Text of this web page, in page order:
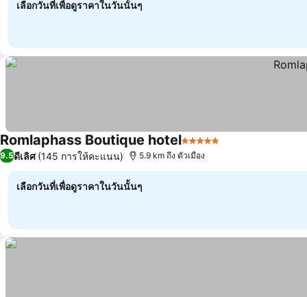
เลือกวันที่เพื่อดูราคาในวันนั้นๆ
Romlaphass Boutique hotel5 ดาว
9.5ดีเลิศ (145 การให้คะแนน) 5.9 km ถึง ตัวเมือง
เลือกวันที่เพื่อดูราคาในวันนั้นๆ